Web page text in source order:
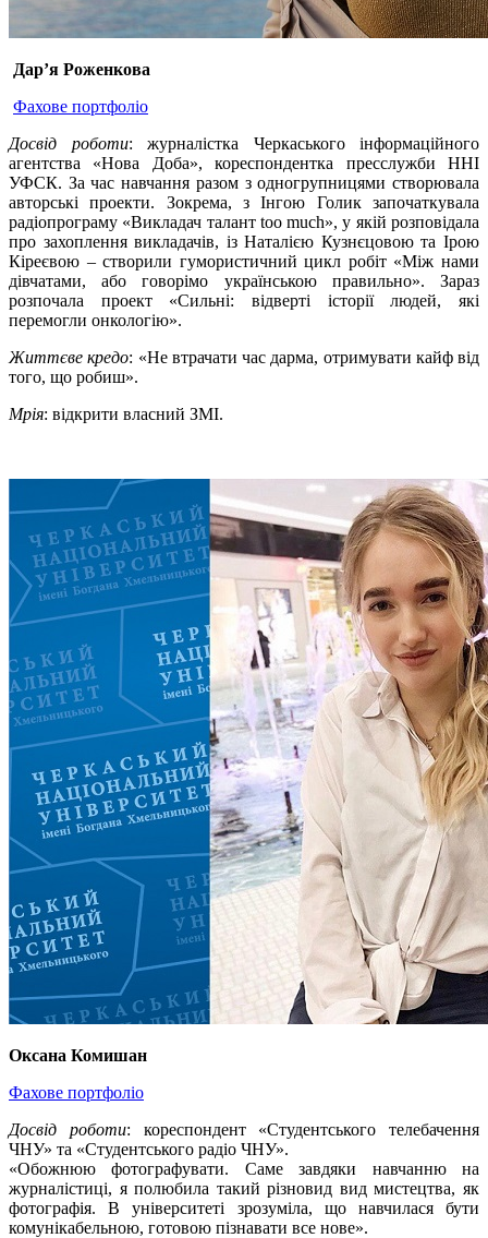
Дар’я Роженкова
Фахове портфоліо
Досвід роботи: журналістка Черкаського інформаційного
агентства «Нова Доба», кореспондентка пресслужби ННІ
УФСК. За час навчання разом з одногрупницями створювала
авторські проекти. Зокрема, з Інгою Голик започаткувала
радіопрограму «Викладач талант too much», у якій розповідала
про захоплення викладачів, із Наталією Кузнєцовою та Ірою
Кіреєвою – створили гумористичний цикл робіт «Між нами
дівчатами, або говорімо українською правильно». Зараз
розпочала проект «Сильні: відверті історії людей, які
перемогли онкологію».
Життєве кредо: «Не втрачати час дарма, отримувати кайф від
того, що робиш».
Мрія: відкрити власний ЗМІ.
Оксана Комишан
Фахове портфоліо
Досвід роботи: кореспондент «Студентського телебачення
ЧНУ» та «Студентського радіо ЧНУ».
«Обожнюю фотографувати. Саме завдяки навчанню на
журналістиці, я полюбила такий різновид вид мистецтва, як
фотографія. В університеті зрозуміла, що навчилася бути
комунікабельною, готовою пізнавати все нове».